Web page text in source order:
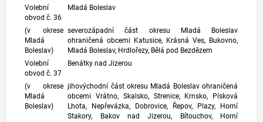
Volební
obvod č. 36
Mladá Boleslav
(v okrese
Mladá
Boleslav)
severozápadní část okresu Mladá Boleslav
ohraničená obcemi Katusice, Krásná Ves, Bukovno,
Mladá Boleslav, Hrdlořezy, Bělá pod Bezdězem
Volební
obvod č. 37
Benátky nad Jizerou
(v okrese
Mladá
Boleslav)
jihovýchodní část okresu Mladá Boleslav ohraničená
obcemi Vrátno, Skalsko, Strenice, Krnsko, Písková
Lhota, Nepřevázka, Dobrovice, Řepov, Plazy, Horní
Stakory, Bakov nad Jizerou, Bítouchov, Horní